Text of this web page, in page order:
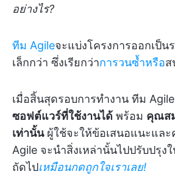
อย่างไร?
ทีม Agileจะแบ่งโครงการออกเป็
เล็กกว่า ซึ่งเรียกว่าการวนซ้ำหรือส
เมื่อสิ้นสุดรอบการทำงาน ทีม
ซอฟต์แวร์ที่ใช้งานได้ พร้อม คุณส
เท่านั้นผู้ใช้จะให้ข้อเสนอแนะแล
Agile จะนำสิ่งเหล่านั้นไปปรับปรุง
ถัดไปเหมือนกดถูกใจเราเลย!